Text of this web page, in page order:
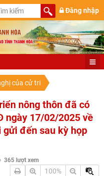
Đăng nhập
của cử tri
nông thôn đã có
ngày 17/02/2025 về
đến sau kỳ họp
365 lượt xem
100%